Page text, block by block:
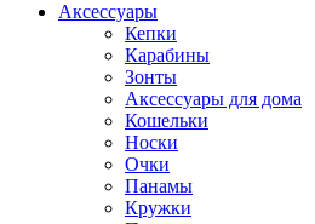
Аксессуары
Кепки
Карабины
Зонты
Аксессуары для дома
Кошельки
Носки
Очки
Панамы
Кружки